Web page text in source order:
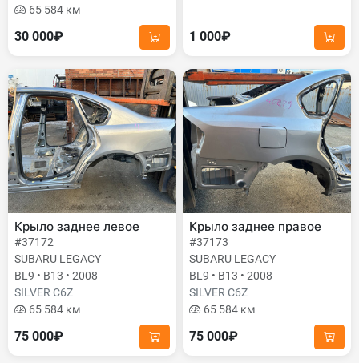
65 584 км
30 000₽ 1 000₽
Крыло заднее левое
#37172
SUBARU LEGACY
BL9 • B13 • 2008
SILVER C6Z
65 584 км
75 000₽
Крыло заднее правое
#37173
SUBARU LEGACY
BL9 • B13 • 2008
SILVER C6Z
65 584 км
75 000₽